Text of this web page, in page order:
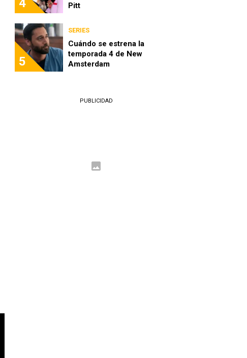
4 Pitt
5
SERIES
Cuándo se estrena la
temporada 4 de New
Amsterdam
PUBLICIDAD